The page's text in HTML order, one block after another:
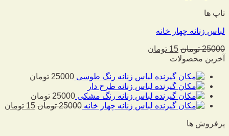
تاپ ها
لباس زنانه چهار خانه
25000 تومان 15 تومان
آخرین محصولات
لباس زنانه رنگ طوسی 25000 تومان
لباس زنانه طرح دار
لباس زنانه رنگ مشکی 25000 تومان
لباس زنانه چهار خانه 25000 تومان 15 تومان
پرفروش ها